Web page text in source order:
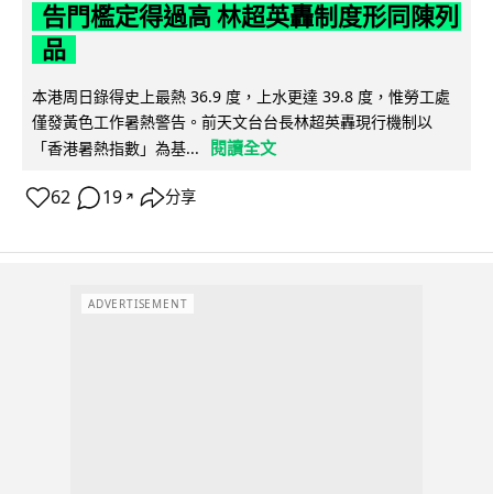
告門檻定得過高 林超英轟制度形同陳列
品
本港周日錄得史上最熱 36.9 度，上水更達 39.8 度，惟勞工處
僅發黃色工作暑熱警告。前天文台台長林超英轟現行機制以
「香港暑熱指數」為基...
閱讀全文
62 19 ↗ 分享
ADVERTISEMENT